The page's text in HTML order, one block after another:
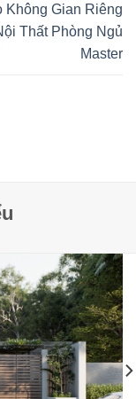
Không Gian Riêng
Thất Phòng Ngủ
Master